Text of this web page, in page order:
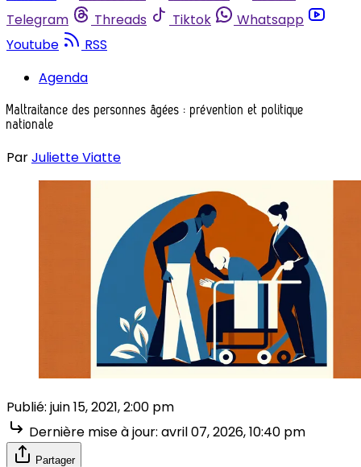
Telegram
Threads Tiktok
Whatsapp
Youtube
RSS
Agenda
Maltraitance des personnes âgées : prévention et politique
nationale
ParJuliette Viatte
Publié: juin 15, 2021, 2:00 pm
Dernière mise à jour: avril 07, 2026, 10:40 pm
Partager